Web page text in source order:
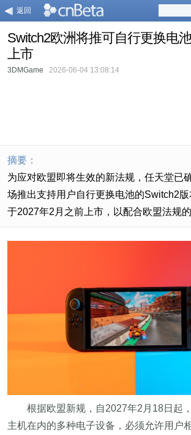
返回
Switch2欧洲将推可自行更换电
上市
3DMGame 2026-06-04 13:08:14
摘要：
为应对欧盟即将生效的新法规，任天堂已
场推出支持用户自行更换电池的Switch2
于2027年2月之前上市，以配合欧盟法规的
根据欧盟新规，自2027年2月18日起
主机在内的多种电子设备，必须允许用户